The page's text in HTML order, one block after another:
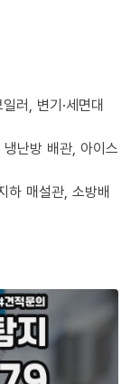
러, 변기·세면대
난방 배관, 아이스
하 매설관, 소방배